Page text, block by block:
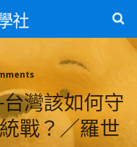
社
• 2 Comments
灣該如何守
戰？／羅世